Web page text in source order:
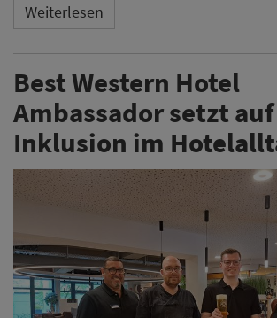
Weiterlesen
Best Western Hotel
Ambassador setzt auf
Inklusion im